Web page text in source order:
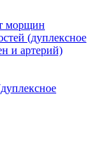
морщин
(дуплексное
и артерий)